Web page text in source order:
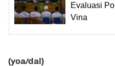
Evaluasi
Vina
(yoa/dal)